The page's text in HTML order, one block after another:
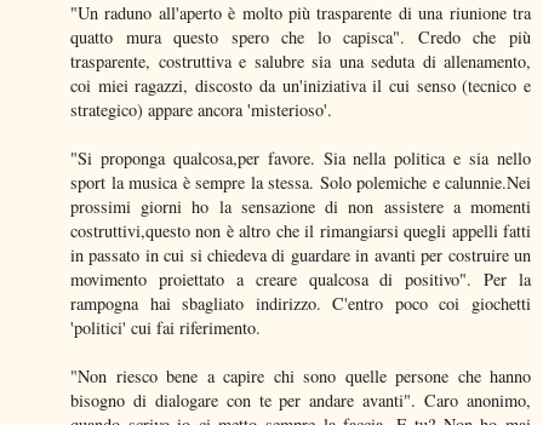
"Un raduno all'aperto è molto più trasparente di una riunione tra
quatto mura questo spero che lo capisca". Credo che più
trasparente, costruttiva e salubre sia una seduta di allenamento,
coi miei ragazzi, discosto da un'iniziativa il cui senso (tecnico e
strategico) appare ancora 'misterioso'.
"Si proponga qualcosa,per favore. Sia nella politica e sia nello
sport la musica è sempre la stessa. Solo polemiche e calunnie.Nei
prossimi giorni ho la sensazione di non assistere a momenti
costruttivi,questo non è altro che il rimangiarsi quegli appelli fatti
in passato in cui si chiedeva di guardare in avanti per costruire un
movimento proiettato a creare qualcosa di positivo". Per la
rampogna hai sbagliato indirizzo. C'entro poco coi giochetti
'politici' cui fai riferimento.
"Non riesco bene a capire chi sono quelle persone che hanno
bisogno di dialogare con te per andare avanti". Caro anonimo,